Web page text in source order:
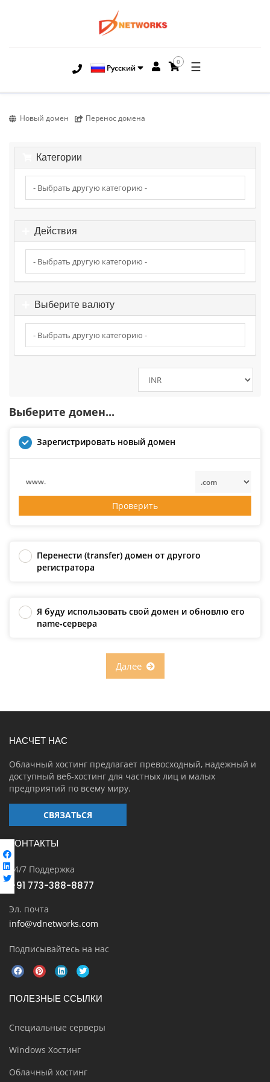
Русский
0 ☰
Новый домен Перенос домена
Категории
Действия
Выберите валюту
Выберите домен...
Зарегистрировать новый домен
www.
Проверить
Перенести (transfer) домен от другого
регистратора
Я буду использовать свой домен и обновлю его
name-сервера
НАСЧЕТ НАС
Облачный хостинг предлагает превосходный, надежный и
доступный веб-хостинг для частных лиц и малых
предприятий по всему миру.
СВЯЗАТЬСЯ
КОНТАКТЫ
24/7 Поддержка
+91 773-388-8877
Эл. почта
info@vdnetworks.com
Подписывайтесь на нас
ПОЛЕЗНЫЕ ССЫЛКИ
Специальные серверы
Windows Хостинг
Облачный хостинг